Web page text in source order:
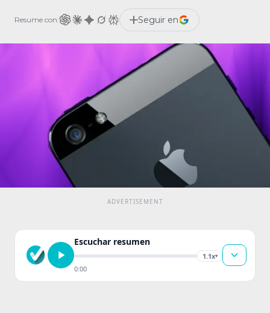
inverosímiles, pero conforme se acerca la
primera conferencia anual de la compañía
los rumores ganan credibilidad y de
acuerdo con un reporte […]
Resume con: Seguir en
Escuchar resumen
1.1x▾
0:00